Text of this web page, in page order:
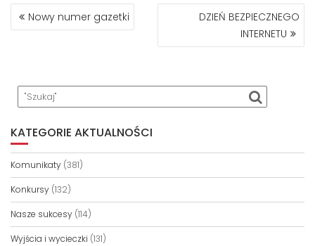
NAWIGACJA
WPISU
Nowy numer gazetki
DZIEŃ BEZPIECZNEGO
INTERNETU
KATEGORIE AKTUALNOŚCI
Komunikaty (381)
Konkursy (132)
Nasze sukcesy (114)
Wyjścia i wycieczki (131)